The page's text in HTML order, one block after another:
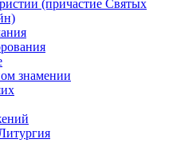
(причастие Святых
знамении